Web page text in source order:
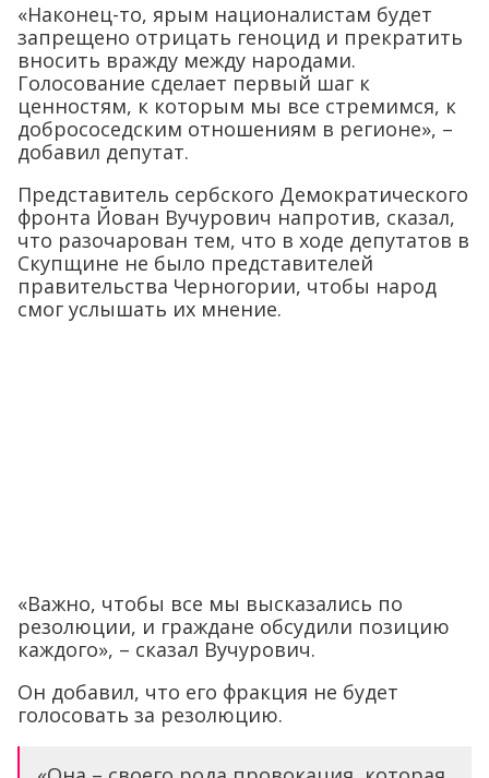
«Наконец-то, ярым националистам будет
запрещено отрицать геноцид и прекратить
вносить вражду между народами.
Голосование сделает первый шаг к
ценностям, к которым мы все стремимся, к
добрососедским отношениям в регионе», –
добавил депутат.
Представитель сербского Демократического
фронта Йован Вучурович напротив, сказал,
что разочарован тем, что в ходе депутатов в
Скупщине не было представителей
правительства Черногории, чтобы народ
смог услышать их мнение.
«Важно, чтобы все мы высказались по
резолюции, и граждане обсудили позицию
каждого», – сказал Вучурович.
Он добавил, что его фракция не будет
голосовать за резолюцию.